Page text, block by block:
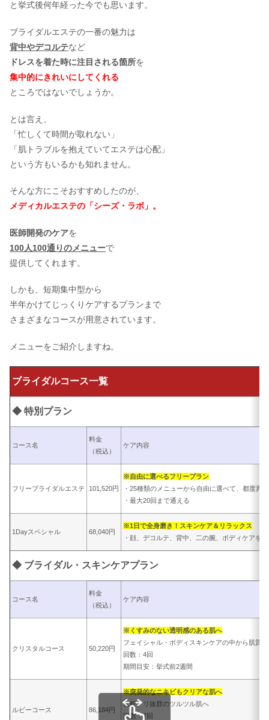
と挙式後何年経った今でも思います。
ブライダルエステの一番の魅力は
背中やデコルテなど
ドレスを着た時に注目される箇所を
集中的にきれいにしてくれる
ところではないでしょうか。
とは言え、
「忙しくて時間が取れない」
「肌トラブルを抱えていてエステは心配」
という方もいるかも知れません。
そんな方にこそおすすめしたのが、
メディカルエステの「シーズ・ラボ」。
医師開発のケアを
100人100通りのメニューで
提供してくれます。
しかも、短期集中型から
半年かけてじっくりケアするプランまで
さまざまなコースが用意されています。
メニューをご紹介しますね。
ブライダルコース一覧
◆ 特別プラン
コース名
料金
（税込）
ケア内容
フリーブライダルエステ 101,520円
※自由に選べるフリープラン
・25種類のメニューから自由に選べて、都度異
・最大20回まで通える
1Dayスペシャル 68,040円
※1日で全身磨き！スキンケア＆リラックス
・顔、デコルテ、背中、二の腕、ボディケアを1
◆ ブライダル・スキンケアプラン
コース名
料金
（税込）
ケア内容
クリスタルコース 50,220円
※くすみのない透明感のある肌へ
フェイシャル・ボディスキンケアの中から肌質
回数：4回
期間目安：挙式前2週間
ルビーコース 86,184円
※突発的なニキビもクリアな肌へ
化粧ノリ抜群のツルツル肌へ
回数：7回